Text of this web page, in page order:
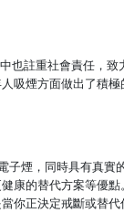
也註重社會責任，致
吸煙方面做出了積極
子煙，同時具有真實
康的替代方案等優
你正決定戒斷或替